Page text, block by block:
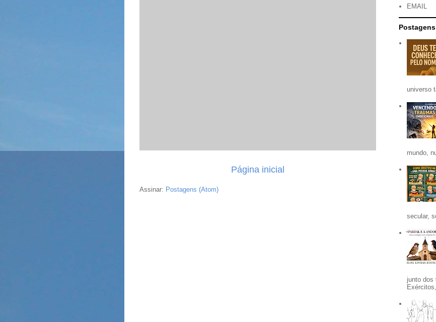
Página inicial
Assinar: Postagens (Atom)
EMAIL
universo
mundo,
secular,
junto dos